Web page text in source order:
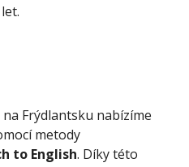
Frýdlantsku nabízíme
metody
to English. Díky této